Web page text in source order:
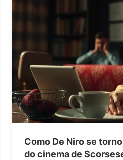
Como De Niro se
do cinema de